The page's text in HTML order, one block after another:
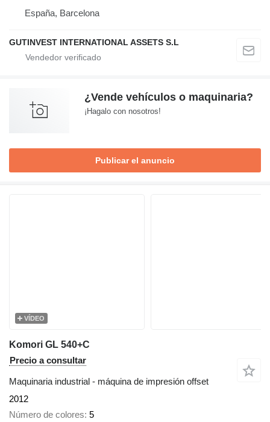
España, Barcelona
GUTINVEST INTERNATIONAL ASSETS S.L
¿Vende vehículos o maquinaria?
¡Hagalo con nosotros!
Publicar el anuncio
VÍDEO
Komori GL 540+C
Precio a consultar
Maquinaria industrial - máquina de impresión offset
2012
Número de colores 5